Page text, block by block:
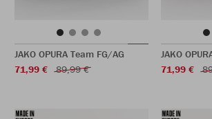
JAKO OPURA Team FG/AG
71,99 €
89,99 €
JAKO
71,99 €